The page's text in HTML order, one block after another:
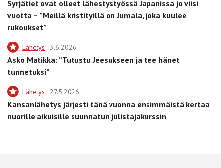
Syrjätiet ovat olleet lähestystyössä Japanissa jo viisi
vuotta – ”Meillä kristityillä on Jumala, joka kuulee
rukoukset”
Lähetys 3.6.2026
Asko Matikka: ”Tutustu Jeesukseen ja tee hänet
tunnetuksi”
Lähetys 27.5.2026
Kansanlähetys järjesti tänä vuonna ensimmäistä kertaa
nuorille aikuisille suunnatun julistajakurssin